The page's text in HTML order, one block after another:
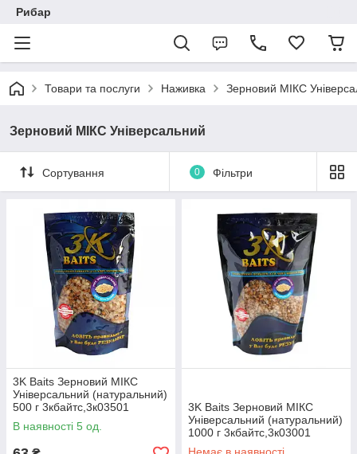
Рибар
Товари та послуги Наживка Зерновий МІКС
Зерновий МІКС Універсальний
Сортування 0 Фільтри
3K Baits Зерновий МІКС
Універсальний (натуральний)
500 г 3кбайтс,3к03501
В наявності 5 од.
3K Baits Зерновий МІКС
Універсальний (натуральний)
1000 г 3кбайтс,3к03001